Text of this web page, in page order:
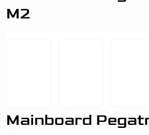
M2
Mainboard